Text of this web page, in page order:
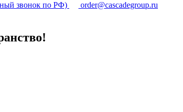
звонок по РФ) order@cascadegroup.ru